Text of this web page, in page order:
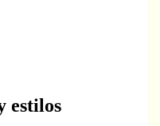
estilos